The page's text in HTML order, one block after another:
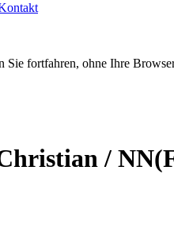
Sie fortfahren, ohne Ihre
/